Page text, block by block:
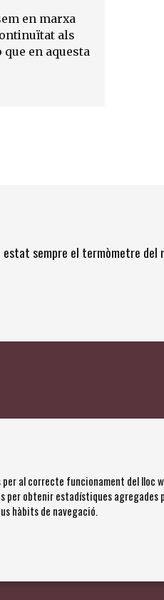
en marxa
als
en aquesta
sempre el termòmetre del
28 | 17600 Figueres
al correcte funcionament del lloc
per obtenir estadístiques
hàbits de navegació.